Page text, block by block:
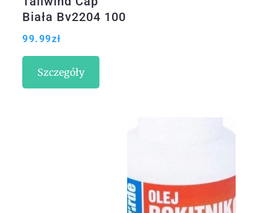
Biała Bv2204 100
99.99zł
Szczegóły